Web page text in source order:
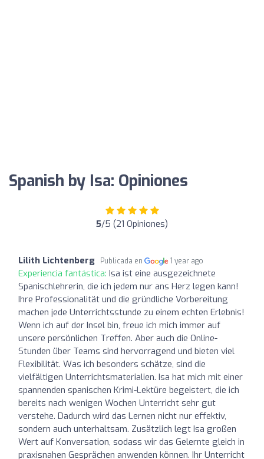
Spanish by Isa: Opiniones
5/5 (21 Opiniones)
Lilith Lichtenberg Publicada en 1 year ago
Experiencia fantástica: Isa ist eine ausgezeichnete
Spanischlehrerin, die ich jedem nur ans Herz legen kann!
Ihre Professionalität und die gründliche Vorbereitung
machen jede Unterrichtsstunde zu einem echten Erlebnis!
Wenn ich auf der Insel bin, freue ich mich immer auf
unsere persönlichen Treffen. Aber auch die Online-
Stunden über Teams sind hervorragend und bieten viel
Flexibilität. Was ich besonders schätze, sind die
vielfältigen Unterrichtsmaterialien. Isa hat mich mit einer
spannenden spanischen Krimi-Lektüre begeistert, die ich
bereits nach wenigen Wochen Unterricht sehr gut
verstehe. Dadurch wird das Lernen nicht nur effektiv,
sondern auch unterhaltsam. Zusätzlich legt Isa großen
Wert auf Konversation, sodass wir das Gelernte gleich in
praxisnahen Gesprächen anwenden können. Ihr Unterricht